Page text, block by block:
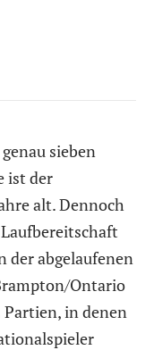
sieben
ist der
alt. Dennoch
der abgelaufenen
Ontario
in denen